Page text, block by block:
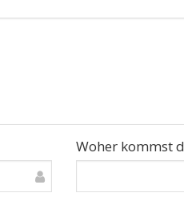
Woher kommst